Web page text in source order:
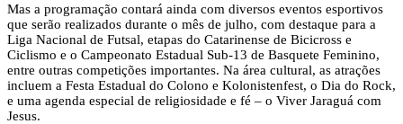
Mas a programação contará ainda com diversos eventos esportivos
que serão realizados durante o mês de julho, com destaque para a
Liga Nacional de Futsal, etapas do Catarinense de Bicicross e
Ciclismo e o Campeonato Estadual Sub-13 de Basquete Feminino,
entre outras competições importantes. Na área cultural, as atrações
incluem a Festa Estadual do Colono e Kolonistenfest, o Dia do Rock,
e uma agenda especial de religiosidade e fé – o Viver Jaraguá com
Jesus.